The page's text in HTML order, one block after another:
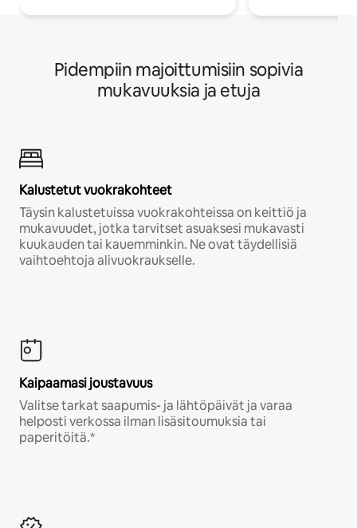
Pidempiin majoittumisiin sopivia
mukavuuksia ja etuja
Kalustetut vuokrakohteet
Täysin kalustetuissa vuokrakohteissa on keittiö ja
mukavuudet, jotka tarvitset asuaksesi mukavasti
kuukauden tai kauemminkin. Ne ovat täydellisiä
vaihtoehtoja alivuokraukselle.
Kaipaamasi joustavuus
Valitse tarkat saapumis- ja lähtöpäivät ja varaa
helposti verkossa ilman lisäsitoumuksia tai
paperitöitä.*